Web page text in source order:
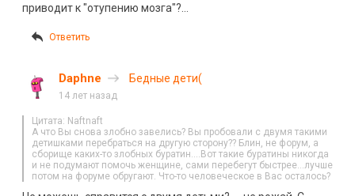
приводит к "отупению мозга"?…
Ответить
Daphne Бедные дети(
14 лет назад
Цитата: Naftnaft
А что Вы снова злобно завелись? Вы пробовали с двумя такими
детишками перебраться на другую сторону?? Блин, не форум, а
сборище каких-то злобных буратин….Вот такие буратины никогда
и не подумают помочь женщине, сами перебегут быстрее…лучше
потом на форуме обругают. Что-то человеческое в Вас осталось?